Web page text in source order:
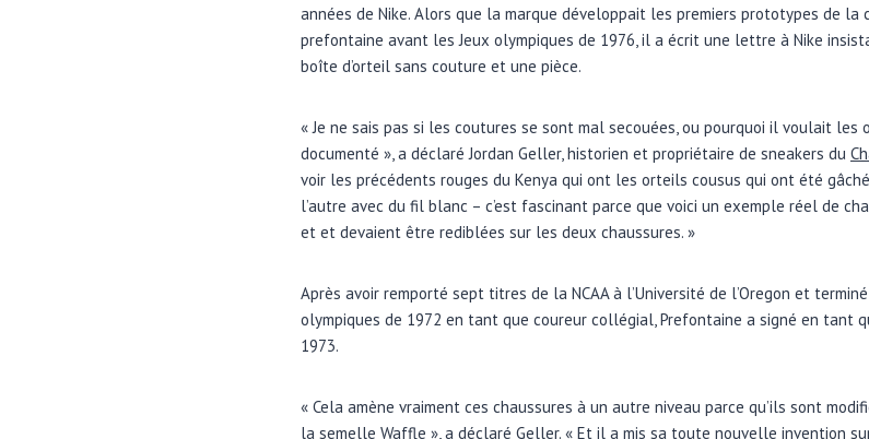
années de Nike. Alors que la marque développait les premiers prototypes de
prefontaine avant les Jeux olympiques de 1976, il a écrit une lettre à Nike
boîte d’orteil sans couture et une pièce.
« Je ne sais pas si les coutures se sont mal secouées, ou pourquoi il voulait
documenté », a déclaré Jordan Geller, historien et propriétaire de sneakers du
voir les précédents rouges du Kenya qui ont les orteils cousus qui ont été
l’autre avec du fil blanc – c’est fascinant parce que voici un exemple réel de
et et devaient être rediblées sur les deux chaussures. »
Après avoir remporté sept titres de la NCAA à l’Université de l’Oregon et
olympiques de 1972 en tant que coureur collégial, Prefontaine a signé en tant
1973.
« Cela amène vraiment ces chaussures à un autre niveau parce qu’ils sont
la semelle Waffle », a déclaré Geller. « Et il a mis sa toute nouvelle invention